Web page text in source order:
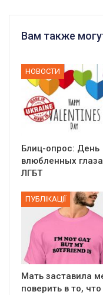
Вам также
НОВОСТИ
Блиц-опрос: День
влюбленных
ЛГБТ
ПУБЛІКАЦІЇ
Мать заставила
поверить в то,